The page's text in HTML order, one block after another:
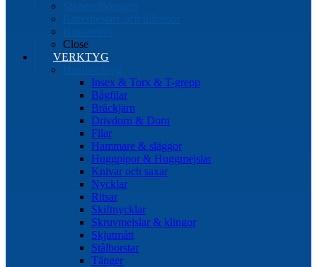
Close
VERKTYG
Insex & Torx & T-grepp
Bågfilar
Bräckjärn
Drivdorn & Dorn
Filar
Hammare & släggor
Huggpipor & Huggmejslar
Knivar och saxar
Nycklar
Ritsar
Skiftnycklar
Skruvmejslar & klingor
Skjutmått
Stålborstar
Tänger